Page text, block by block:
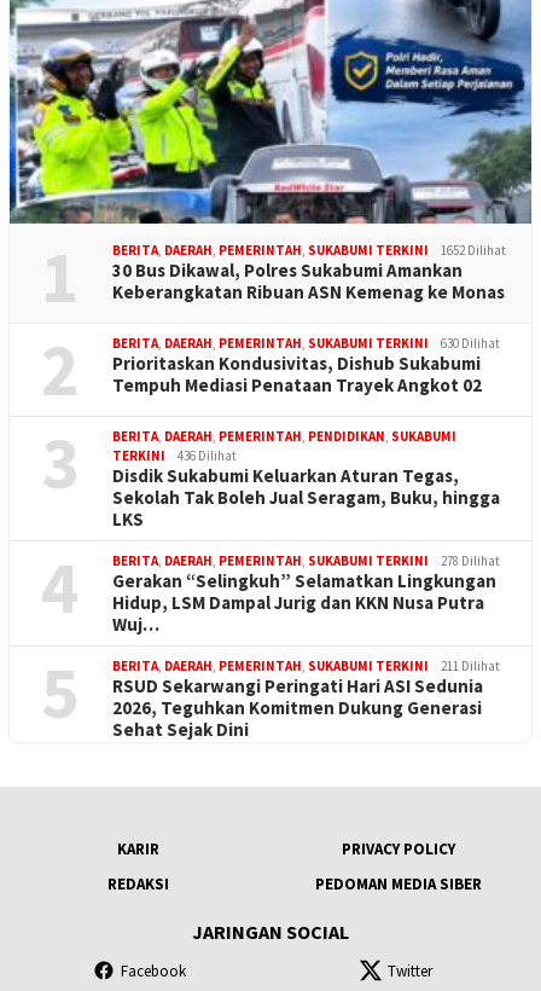
1 BERITA, DAERAH, PEMERINTAH, SUKABUMI TERKINI 1652 Dilihat
30 Bus Dikawal, Polres Sukabumi Amankan
Keberangkatan Ribuan ASN Kemenag ke Monas
2 BERITA, DAERAH, PEMERINTAH, SUKABUMI TERKINI 630 Dilihat
Prioritaskan Kondusivitas, Dishub Sukabumi
Tempuh Mediasi Penataan Trayek Angkot 02
3 BERITA, DAERAH, PEMERINTAH, PENDIDIKAN, SUKABUMI
TERKINI
436 Dilihat
Disdik Sukabumi Keluarkan Aturan Tegas,
Sekolah Tak Boleh Jual Seragam, Buku, hingga
LKS
4 BERITA, DAERAH, PEMERINTAH, SUKABUMI TERKINI 278 Dilihat
Gerakan “Selingkuh” Selamatkan Lingkungan
Hidup, LSM Dampal Jurig dan KKN Nusa Putra
Wuj…
5 BERITA, DAERAH, PEMERINTAH, SUKABUMI TERKINI 211 Dilihat
RSUD Sekarwangi Peringati Hari ASI Sedunia
2026, Teguhkan Komitmen Dukung Generasi
Sehat Sejak Dini
KARIR
PRIVACY POLICY
REDAKSI
PEDOMAN MEDIA SIBER
JARINGAN SOCIAL
Facebook Twitter